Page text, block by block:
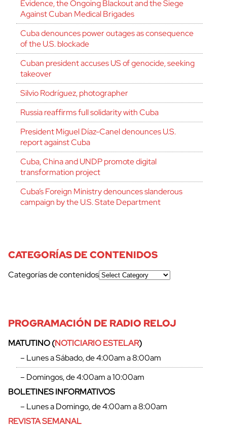
Evidence, the Ongoing Blackout and the Siege
Against Cuban Medical Brigades
Cuba denounces power outages as consequence
of the U.S. blockade
Cuban president accuses US of genocide, seeking
takeover
Silvio Rodríguez, photographer
Russia reaffirms full solidarity with Cuba
President Miguel Díaz-Canel denounces U.S.
report against Cuba
Cuba, China and UNDP promote digital
transformation project
Cuba’s Foreign Ministry denounces slanderous
campaign by the U.S. State Department
CATEGORÍAS DE CONTENIDOS
Categorías de contenidos
PROGRAMACIÓN DE RADIO RELOJ
MATUTINO (NOTICIARIO ESTELAR)
– Lunes a Sábado, de 4:00am a 8:00am
– Domingos, de 4:00am a 10:00am
BOLETINES INFORMATIVOS
– Lunes a Domingo, de 4:00am a 8:00am
REVISTA SEMANAL